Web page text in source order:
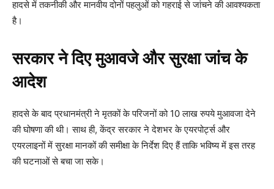
हादसे में तकनीकी और मानवीय दोनों पहलुओं को गहराई से जांचने की आवश्यकता
है।
सरकार ने दिए मुआवजे और सुरक्षा जांच के
आदेश
हादसे के बाद प्रधानमंत्री ने मृतकों के परिजनों को 10 लाख रुपये मुआवजा देने
की घोषणा की थी। साथ ही, केंद्र सरकार ने देशभर के एयरपोर्ट्स और
एयरलाइनों में सुरक्षा मानकों की समीक्षा के निर्देश दिए हैं ताकि भविष्य में इस तरह
की घटनाओं से बचा जा सके।